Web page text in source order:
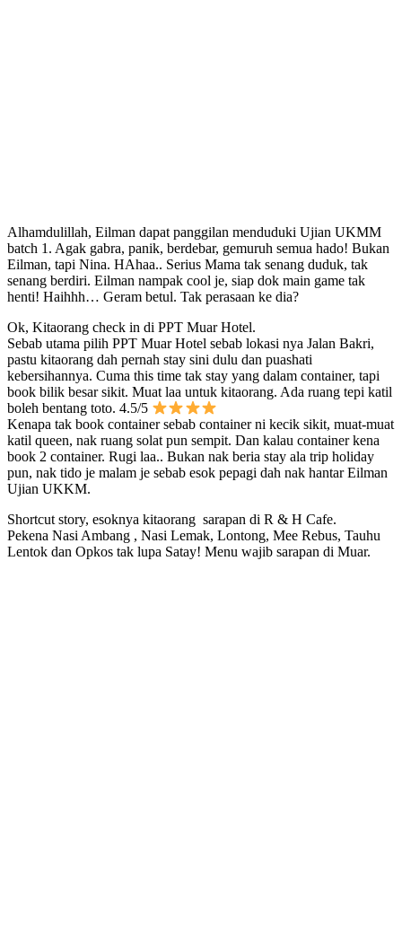
Alhamdulillah, Eilman dapat panggilan menduduki Ujian UKMM
batch 1. Agak gabra, panik, berdebar, gemuruh semua hado! Bukan
Eilman, tapi Nina. HAhaa.. Serius Mama tak senang duduk, tak
senang berdiri. Eilman nampak cool je, siap dok main game tak
henti! Haihhh… Geram betul. Tak perasaan ke dia?
Ok, Kitaorang check in di PPT Muar Hotel.
Sebab utama pilih PPT Muar Hotel sebab lokasi nya Jalan Bakri,
pastu kitaorang dah pernah stay sini dulu dan puashati
kebersihannya. Cuma this time tak stay yang dalam container, tapi
book bilik besar sikit. Muat laa untuk kitaorang. Ada ruang tepi katil
boleh bentang toto. 4.5/5
Kenapa tak book container sebab container ni kecik sikit, muat-muat
katil queen, nak ruang solat pun sempit. Dan kalau container kena
book 2 container. Rugi laa.. Bukan nak beria stay ala trip holiday
pun, nak tido je malam je sebab esok pepagi dah nak hantar Eilman
Ujian UKKM.
Shortcut story, esoknya kitaorang sarapan di R & H Cafe.
Pekena Nasi Ambang , Nasi Lemak, Lontong, Mee Rebus, Tauhu
Lentok dan Opkos tak lupa Satay! Menu wajib sarapan di Muar.